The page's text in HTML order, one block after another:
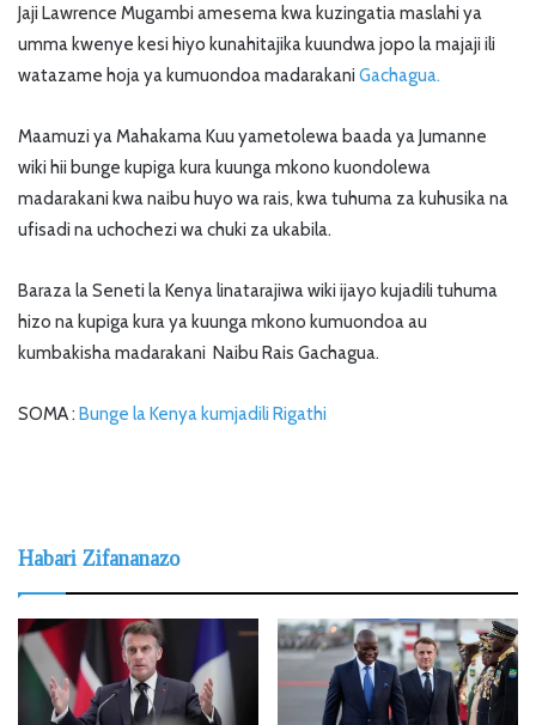
Jaji Lawrence Mugambi amesema kwa kuzingatia maslahi ya
umma kwenye kesi hiyo kunahitajika kuundwa jopo la majaji ili
watazame hoja ya kumuondoa madarakani Gachagua.
Maamuzi ya Mahakama Kuu yametolewa baada ya Jumanne
wiki hii bunge kupiga kura kuunga mkono kuondolewa
madarakani kwa naibu huyo wa rais, kwa tuhuma za kuhusika na
ufisadi na uchochezi wa chuki za ukabila.
Baraza la Seneti la Kenya linatarajiwa wiki ijayo kujadili tuhuma
hizo na kupiga kura ya kuunga mkono kumuondoa au
kumbakisha madarakani Naibu Rais Gachagua.
SOMA : Bunge la Kenya kumjadili Rigathi
Habari Zifananazo